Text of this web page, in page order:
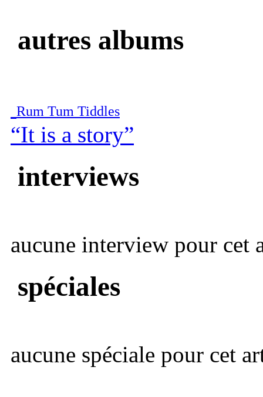
autres albums
Rum Tum Tiddles
“It is a story”
interviews
aucune interview pour cet
spéciales
aucune spéciale pour cet